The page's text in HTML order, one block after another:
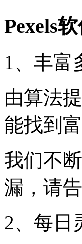
Pexels
1、丰富
由算法
能找到
我们不
漏，请
2、每日